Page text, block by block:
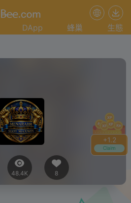
+1.2
Claim
DApp 蜂巢 生態
48.4K 8